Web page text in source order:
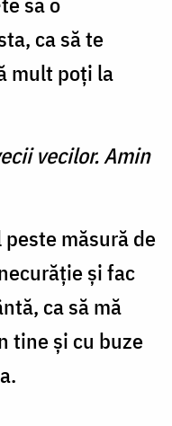
ca să te
mult poţi la
vecilor. Amin
măsură de
şi fac
ca să mă
tine şi cu buze